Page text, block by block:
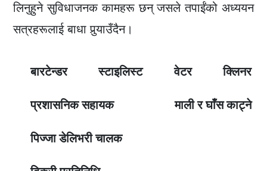
लिनुहुने सुविधाजनक कामहरू छन् जसले तपाईंको अध्ययन
सत्रहरूलाई बाधा पुर्‍याउँदैन।
बारटेन्डर स्टाइलिस्ट वेटर क्लिनर
प्रशासनिक सहायक माली र घाँस काट्ने
पिज्जा डेलिभरी चालक